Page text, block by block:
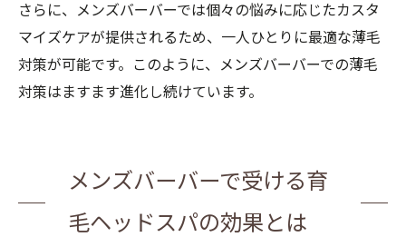
さらに、メンズバーバーでは個々の悩みに応じたカスタ
マイズケアが提供されるため、一人ひとりに最適な薄毛
対策が可能です。このように、メンズバーバーでの薄毛
対策はますます進化し続けています。
メンズバーバーで受ける育
毛ヘッドスパの効果とは